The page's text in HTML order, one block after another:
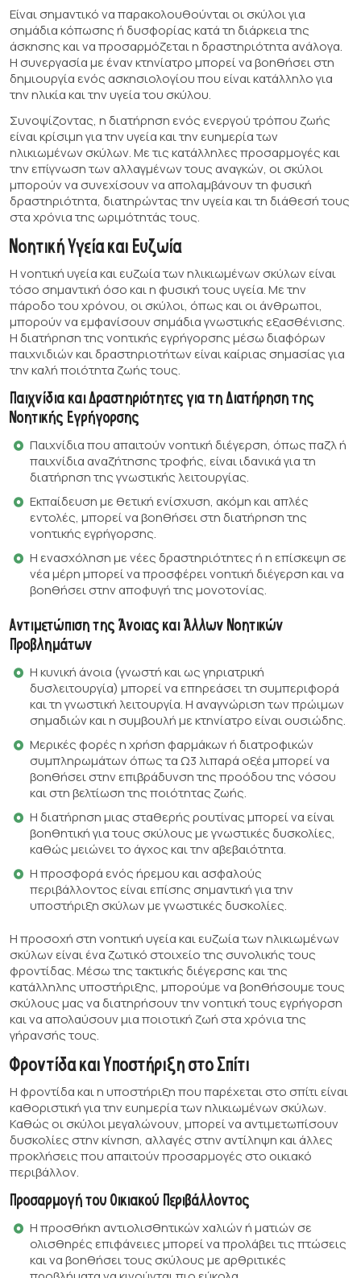
Είναι σημαντικό να παρακολουθούνται οι σκύλοι για
σημάδια κόπωσης ή δυσφορίας κατά τη διάρκεια της
άσκησης και να προσαρμόζεται η δραστηριότητα ανάλογα.
Η συνεργασία με έναν κτηνίατρο μπορεί να βοηθήσει στη
δημιουργία ενός ασκησιολογίου που είναι κατάλληλο για
την ηλικία και την υγεία του σκύλου.
Συνοψίζοντας, η διατήρηση ενός ενεργού τρόπου ζωής
είναι κρίσιμη για την υγεία και την ευημερία των
ηλικιωμένων σκύλων. Με τις κατάλληλες προσαρμογές και
την επίγνωση των αλλαγμένων τους αναγκών, οι σκύλοι
μπορούν να συνεχίσουν να απολαμβάνουν τη φυσική
δραστηριότητα, διατηρώντας την υγεία και τη διάθεσή τους
στα χρόνια της ωριμότητάς τους.
Νοητική Υγεία και Ευζωία
Η νοητική υγεία και ευζωία των ηλικιωμένων σκύλων είναι
τόσο σημαντική όσο και η φυσική τους υγεία. Με την
πάροδο του χρόνου, οι σκύλοι, όπως και οι άνθρωποι,
μπορούν να εμφανίσουν σημάδια γνωστικής εξασθένισης.
Η διατήρηση της νοητικής εγρήγορσης μέσω διαφόρων
παιχνιδιών και δραστηριοτήτων είναι καίριας σημασίας για
την καλή ποιότητα ζωής τους.
Παιχνίδια και Δραστηριότητες για τη Διατήρηση της
Νοητικής Εγρήγορσης
Παιχνίδια που απαιτούν νοητική διέγερση, όπως παζλ ή
παιχνίδια αναζήτησης τροφής, είναι ιδανικά για τη
διατήρηση της γνωστικής λειτουργίας.
Εκπαίδευση με θετική ενίσχυση, ακόμη και απλές
εντολές, μπορεί να βοηθήσει στη διατήρηση της
νοητικής εγρήγορσης.
Η ενασχόληση με νέες δραστηριότητες ή η επίσκεψη σε
νέα μέρη μπορεί να προσφέρει νοητική διέγερση και να
βοηθήσει στην αποφυγή της μονοτονίας.
Αντιμετώπιση της Άνοιας και Άλλων Νοητικών
Προβλημάτων
Η κυνική άνοια (γνωστή και ως γηριατρική
δυσλειτουργία) μπορεί να επηρεάσει τη συμπεριφορά
και τη γνωστική λειτουργία. Η αναγνώριση των πρώιμων
σημαδιών και η συμβουλή με κτηνίατρο είναι ουσιώδης.
Μερικές φορές η χρήση φαρμάκων ή διατροφικών
συμπληρωμάτων όπως τα Ω3 λιπαρά οξέα μπορεί να
βοηθήσει στην επιβράδυνση της προόδου της νόσου
και στη βελτίωση της ποιότητας ζωής.
Η διατήρηση μιας σταθερής ρουτίνας μπορεί να είναι
βοηθητική για τους σκύλους με γνωστικές δυσκολίες,
καθώς μειώνει το άγχος και την αβεβαιότητα.
Η προσφορά ενός ήρεμου και ασφαλούς
περιβάλλοντος είναι επίσης σημαντική για την
υποστήριξη σκύλων με γνωστικές δυσκολίες.
Η προσοχή στη νοητική υγεία και ευζωία των ηλικιωμένων
σκύλων είναι ένα ζωτικό στοιχείο της συνολικής τους
φροντίδας. Μέσω της τακτικής διέγερσης και της
κατάλληλης υποστήριξης, μπορούμε να βοηθήσουμε τους
σκύλους μας να διατηρήσουν την νοητική τους εγρήγορση
και να απολαύσουν μια ποιοτική ζωή στα χρόνια της
γήρανσής τους.
Φροντίδα και Υποστήριξη στο Σπίτι
Η φροντίδα και η υποστήριξη που παρέχεται στο σπίτι είναι
καθοριστική για την ευημερία των ηλικιωμένων σκύλων.
Καθώς οι σκύλοι μεγαλώνουν, μπορεί να αντιμετωπίσουν
δυσκολίες στην κίνηση, αλλαγές στην αντίληψη και άλλες
προκλήσεις που απαιτούν προσαρμογές στο οικιακό
περιβάλλον.
Προσαρμογή του Οικιακού Περιβάλλοντος
Η προσθήκη αντιολισθητικών χαλιών ή ματιών σε
ολισθηρές επιφάνειες μπορεί να προλάβει τις πτώσεις
και να βοηθήσει τους σκύλους με αρθριτικές